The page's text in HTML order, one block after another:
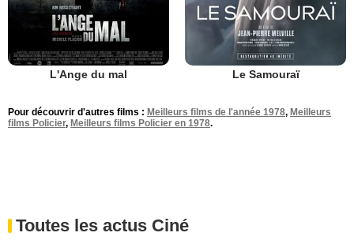
L'Ange du mal Le Samouraï
Pour découvrir d'autres films : Meilleurs films de l'année 1978, Meilleurs
films Policier, Meilleurs films Policier en 1978.
Toutes les actus Ciné